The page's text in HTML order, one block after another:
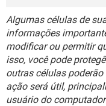
GUIA DE COMPRAS
INSTAGRAM
GUIA DE COMPRAS
CELULAR
OUTLOOK
INSTAGRAM
GUIA DE COMPRAS
JOGOS
OUTLOOK
INSTAGRAM
Algumas células de
informações
modificar ou permitir
isso, você pode
outras células
ação será útil,
usuário do